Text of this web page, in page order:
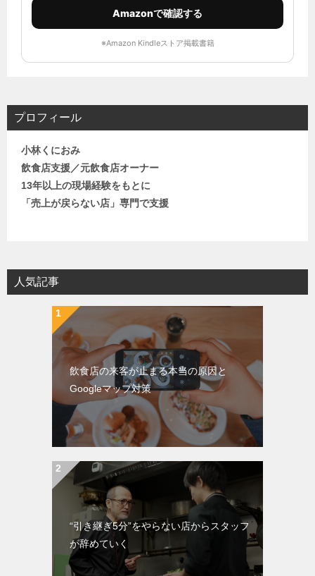
Amazonで確認する
※Amazon Kindleストア掲載書籍
プロフィール
小林くにおみ
飲食店支援／元飲食店オーナー
13年以上の現場経験をもとに
「売上が戻らない店」専門で支援
人気記事
飲食店の来客が止まる本当の原因と
Googleマップ対策
“引き継ぎ5分”をやらない店からスタッフ
が辞めていく